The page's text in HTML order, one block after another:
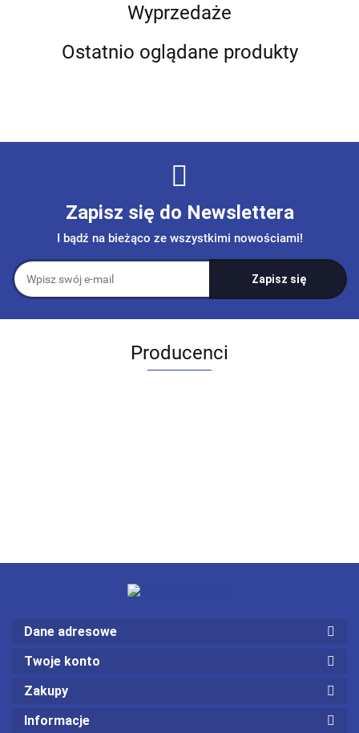
Wyprzedaże
Ostatnio oglądane produkty
Zapisz się do Newslettera
I bądź na bieżąco ze wszystkimi nowościami!
Producenci
Dane adresowe
Twoje konto
Zakupy
Informacje